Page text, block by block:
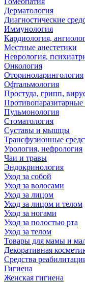
Дерматология
Диагностические
Иммунология
Кардиология,
Местные анестетики
Неврология,
Онкология
Оториноларингология
Офтальмология
Простуда, грипп,
Противопаразитарные
Пульмонология
Стоматология
Суставы и мышцы
Трансфузионные
Урология, нефрология
Чаи и травы
Эндокринология
Уход за собой
Уход за волосами
Уход за лицом
Уход за лицом и телом
Уход за ногами
Уход за полостью рта
Уход за телом
Товары для мамы и
Декоративная
Средства
Гигиена
Женская гигиена